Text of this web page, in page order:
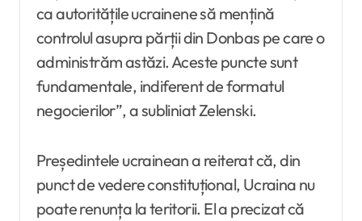
ca autoritățile ucrainene să mențină
controlul asupra părții din Donbas pe care o
administrăm astăzi. Aceste puncte sunt
fundamentale, indiferent de formatul
negocierilor”, a subliniat Zelenski.
Președintele ucrainean a reiterat că, din
punct de vedere constituțional, Ucraina nu
poate renunța la teritorii. El a precizat că